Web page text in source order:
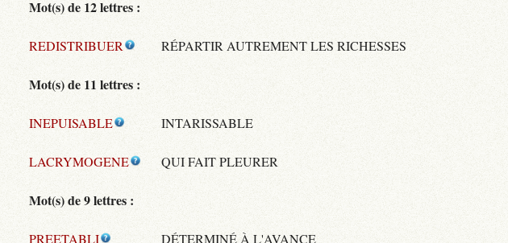
Mot(s) de 12 lettres :
REDISTRIBUER RÉPARTIR AUTREMENT LES RICHESSES
Mot(s) de 11 lettres :
INEPUISABLE INTARISSABLE
LACRYMOGENE QUI FAIT PLEURER
Mot(s) de 9 lettres :
PREETABLI DÉTERMINÉ À L'AVANCE